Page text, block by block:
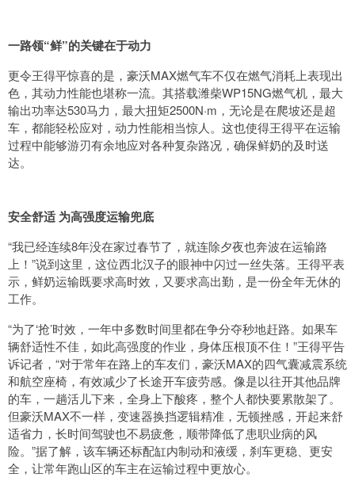
一路领“鲜”的关键在于动力
更令王得平惊喜的是，豪沃MAX燃气车不仅在燃气消耗上表现出
色，其动力性能也堪称一流。其搭载潍柴WP15NG燃气机，最大
输出功率达530马力，最大扭矩2500N·m，无论是在爬坡还是超
车，都能轻松应对，动力性能相当惊人。这也使得王得平在运输
过程中能够游刃有余地应对各种复杂路况，确保鲜奶的及时送
达。
安全舒适 为高强度运输兜底
“我已经连续8年没在家过春节了，就连除夕夜也奔波在运输路
上！”说到这里，这位西北汉子的眼神中闪过一丝失落。王得平表
示，鲜奶运输既要求高时效，又要求高出勤，是一份全年无休的
工作。
“为了‘抢’时效，一年中多数时间里都在争分夺秒地赶路。如果车
辆舒适性不佳，如此高强度的作业，身体压根顶不住！”王得平告
诉记者，“对于常年在路上的车友们，豪沃MAX的四气囊减震系统
和航空座椅，有效减少了长途开车疲劳感。像是以往开其他品牌
的车，一趟活儿下来，全身上下酸疼，整个人都快要累散架了。
但豪沃MAX不一样，变速器换挡逻辑精准，无顿挫感，开起来舒
适省力，长时间驾驶也不易疲惫，顺带降低了患职业病的风
险。”据了解，该车辆还标配缸内制动和液缓，刹车更稳、更安
全，让常年跑山区的车主在运输过程中更放心。